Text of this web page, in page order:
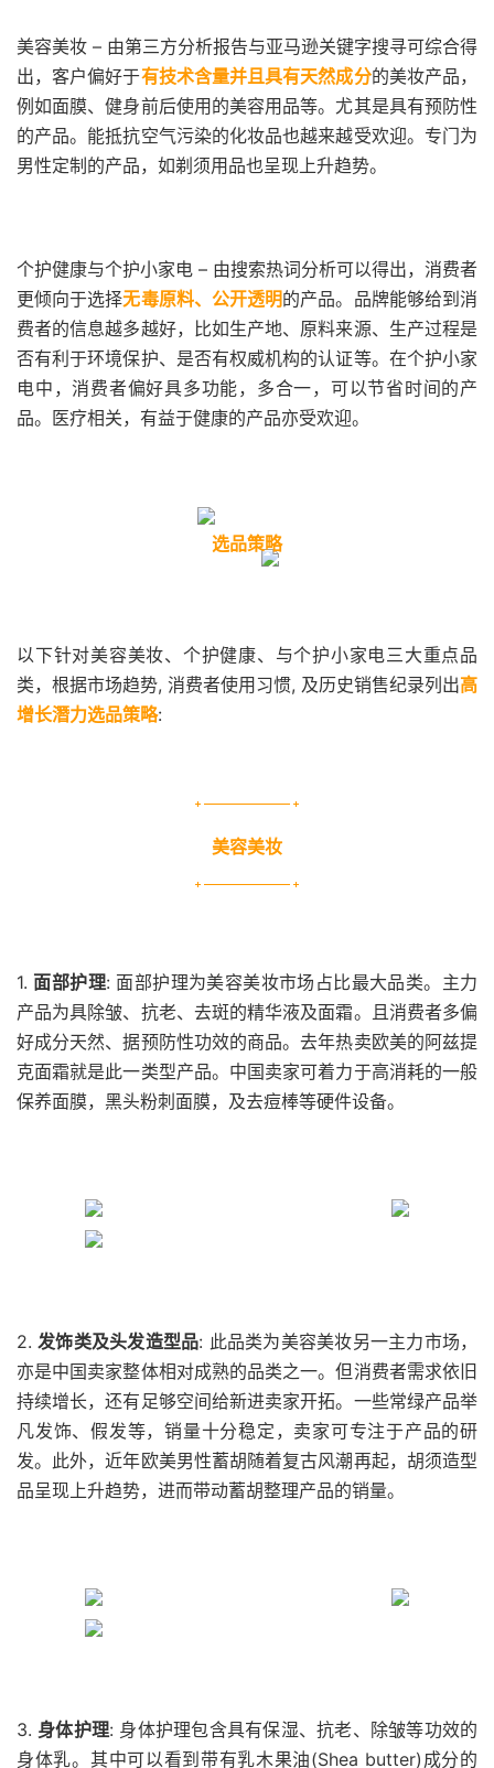
美容美妆 – 由第三方分析报告与亚马逊关键字搜寻可综合得
出，客户偏好于有技术含量并且具有天然成分的美妆产品，
例如面膜、健身前后使用的美容用品等。尤其是具有预防性
的产品。能抵抗空气污染的化妆品也越来越受欢迎。专门为
男性定制的产品，如剃须用品也呈现上升趋势。
个护健康与个护小家电 – 由搜索热词分析可以得出，消费者
更倾向于选择无毒原料、公开透明的产品。品牌能够给到消
费者的信息越多越好，比如生产地、原料来源、生产过程是
否有利于环境保护、是否有权威机构的认证等。在个护小家
电中，消费者偏好具多功能，多合一，可以节省时间的产
品。医疗相关，有益于健康的产品亦受欢迎。
选品策略
以下针对美容美妆、个护健康、与个护小家电三大重点品
类，根据市场趋势, 消费者使用习惯, 及历史销售纪录列出高
增长潛力选品策略:
美容美妆
1. 面部护理: 面部护理为美容美妆市场占比最大品类。主力
产品为具除皱、抗老、去斑的精华液及面霜。且消费者多偏
好成分天然、据预防性功效的商品。去年热卖欧美的阿兹提
克面霜就是此一类型产品。中国卖家可着力于高消耗的一般
保养面膜，黑头粉刺面膜，及去痘棒等硬件设备。
2.发饰类及头发造型品: 此品类为美容美妆另一主力市场，
亦是中国卖家整体相对成熟的品类之一。但消费者需求依旧
持续增长，还有足够空间给新进卖家开拓。一些常绿产品举
凡发饰、假发等，销量十分稳定，卖家可专注于产品的研
发。此外，近年欧美男性蓄胡随着复古风潮再起，胡须造型
品呈现上升趋势，进而带动蓄胡整理产品的销量。
3. 身体护理: 身体护理包含具有保湿、抗老、除皱等功效的
身体乳。其中可以看到带有乳木果油(Shea butter)成分的